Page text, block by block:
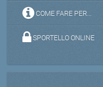
COME FARE PER...
SPORTELLO ONLINE